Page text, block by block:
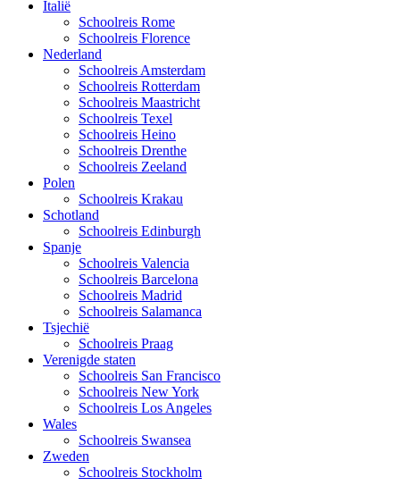
Italië
Schoolreis Rome
Schoolreis Florence
Nederland
Schoolreis Amsterdam
Schoolreis Rotterdam
Schoolreis Maastricht
Schoolreis Texel
Schoolreis Heino
Schoolreis Drenthe
Schoolreis Zeeland
Polen
Schoolreis Krakau
Schotland
Schoolreis Edinburgh
Spanje
Schoolreis Valencia
Schoolreis Barcelona
Schoolreis Madrid
Schoolreis Salamanca
Tsjechië
Schoolreis Praag
Verenigde staten
Schoolreis San Francisco
Schoolreis New York
Schoolreis Los Angeles
Wales
Schoolreis Swansea
Zweden
Schoolreis Stockholm